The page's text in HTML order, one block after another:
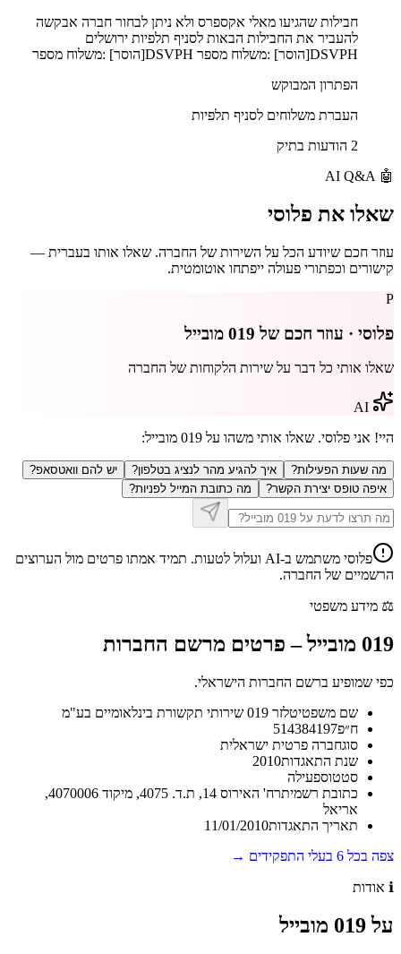
חבילות שהגיעו מאלי אקספרס ולא ניתן לבחור חברה אבקשה
להעביר את החבילות הבאות לסניף תלפיות ירושלים
DSVPH[הוסר] :משלוח מספר DSVPH[הוסר] :משלוח מספר
הפתרון המבוקש
העברת משלוחים לסניף תלפיות
2 הודעות בתיק
🤖
AI Q&A
שאלו את פלוסי
עוזר חכם שיודע הכל על השירות של החברה. שאלו אותו בעברית —
קישורים וכפתורי פעולה ייפתחו אוטומטית.
P
פלוסי · עוזר חכם של 019 מובייל
שאלו אותי כל דבר על שירות הלקוחות של החברה
היי! אני פלוסי. שאלו אותי משהו על 019 מובייל :
מה שעות הפעילות? איך להגיע מהר לנציג בטלפון?
יש להם וואטסאפ?
איפה טופס יצירת הקשר?
מה כתובת המייל לפניות?
פלוסי משתמש ב-AI ועלול לטעות. תמיד אמתו פרטים מול הערוצים
הרשמיים של החברה.
⚖️ מידע משפטי
019 מובייל – פרטים מרשם החברות
כפי שמופיע ברשם החברות הישראלי.
שם משפטיטלזר 019 שירותי תקשורת בינלאומיים בע"מ
ח״פ514384197
סוגחברה פרטית ישראלית
שנת התאגדות2010
סטטוספעילה
כתובת רשמית
רח' האירוס 14, ת.ד. 4075, מיקוד 4070006,
אריאל
תאריך התאגדות11/01/2010
צפה בכל 6 בעלי התפקידים →
ℹ️ אודות
על019 מובייל